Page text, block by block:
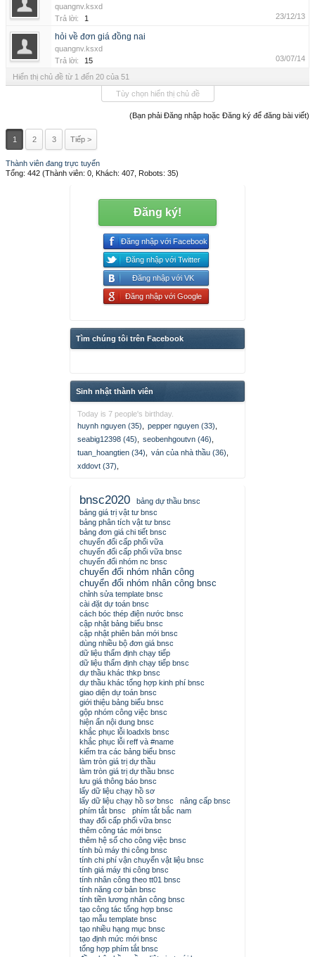
quangnv.ksxd
Trả lời:
1 23/12/13
hỏi về đơn giá đồng nai
quangnv.ksxd
Trả lời:
15 03/07/14
Hiển thị chủ đề từ 1 đến 20 của 51
Tùy chọn hiển thị chủ đề
(Bạn phải Đăng nhập hoặc Đăng ký để đăng bài viết)
1 2 3 Tiếp >
Thành viên đang trực tuyến
Tổng: 442 (Thành viên: 0, Khách: 407, Robots: 35)
Đăng ký!
Đăng nhập với Facebook
Đăng nhập với Twitter
Đăng nhập với VK
Đăng nhập với Google
Tìm chúng tôi trên Facebook
Sinh nhật thành viên
Today is 7 people's birthday.
huynh nguyen (35)
pepper nguyen (33)
seabig12398 (45)
seobenhgoutvn (46)
tuan_hoangtien (34)
ván của nhà thầu (36)
xddovt (37)
bnsc2020
bảng dự thầu bnsc
bảng giá trị vật tư bnsc
bảng phân tích vật tư bnsc
bảng đơn giá chi tiết bnsc
chuyển đổi cấp phối vữa
chuyển đổi cấp phối vữa bnsc
chuyển đổi nhóm nc bnsc
chuyển đổi nhóm nhân công
chuyển đổi nhóm nhân công bnsc
chỉnh sửa template bnsc
cài đặt dự toán bnsc
cách bóc thép điện nước bnsc
cập nhật bảng biểu bnsc
cập nhật phiên bản mới bnsc
dùng nhiều bộ đơn giá bnsc
dữ liệu thẩm định chạy tiếp
dữ liệu thẩm định chạy tiếp bnsc
dự thầu khác thkp bnsc
dự thầu khác tổng hợp kinh phí bnsc
giao diện dự toán bnsc
giới thiệu bảng biểu bnsc
gộp nhóm công việc bnsc
hiện ẩn nội dung bnsc
khắc phục lỗi loadxls bnsc
khắc phục lỗi reff và #name
kiểm tra các bảng biểu bnsc
làm tròn giá trị dự thầu
làm tròn giá trị dự thầu bnsc
lưu giá thông báo bnsc
lấy dữ liệu chạy hồ sơ
lấy dữ liệu chạy hồ sơ bnsc
nâng cấp bnsc
phím tắt bnsc
phím tắt bắc nam
thay đổi cấp phối vữa bnsc
thêm công tác mới bnsc
thêm hệ số cho công việc bnsc
tính bù máy thi công bnsc
tính chi phí vận chuyển vật liệu bnsc
tính giá máy thi công bnsc
tính nhân công theo tt01 bnsc
tính năng cơ bản bnsc
tính tiền lương nhân công bnsc
tạo công tác tổng hợp bnsc
tạo mẫu template bnsc
tạo nhiều hạng mục bnsc
tạo định mức mới bnsc
tổng hợp phím tắt bnsc